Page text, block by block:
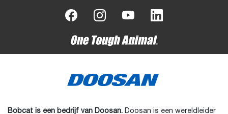
Bobcat is een bedrijf van Doosan. Doosan is een wereldleider